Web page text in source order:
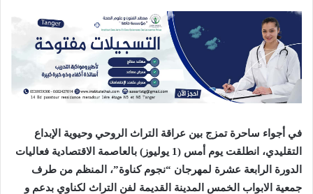
في أجواء ساحرة تمزج بين عراقة التراث الروحي وحيوية الإبداع
التقليدي، انطلقت يوم أمس (1 يوليوز) بالعاصمة الاقتصادية فعاليات
الدورة الرابعة عشرة لمهرجان “نجوم كناوة”، المنظم من طرف
جمعية الابواب الخمس المدينة القديمة لفن التراث لكناوي بدعم و